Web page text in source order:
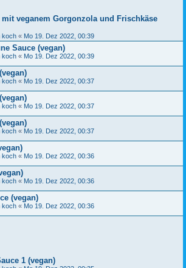
mit veganem Gorgonzola und Frischkäse
koch « Mo 19. Dez 2022, 00:39
Sauce (vegan)
koch « Mo 19. Dez 2022, 00:39
koch « Mo 19. Dez 2022, 00:37
koch « Mo 19. Dez 2022, 00:37
koch « Mo 19. Dez 2022, 00:37
koch « Mo 19. Dez 2022, 00:36
koch « Mo 19. Dez 2022, 00:36
(vegan)
koch « Mo 19. Dez 2022, 00:36
1 (vegan)